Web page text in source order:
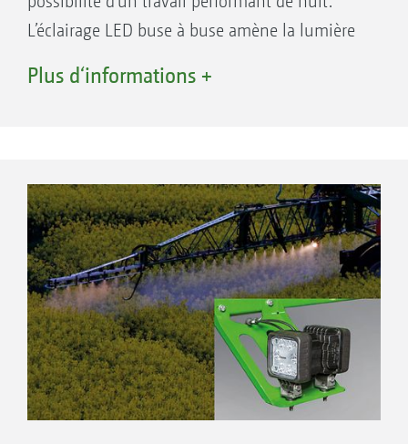
L’éclairage LED buse à buse amène la lumière
pulvérisation. Cet éclairage permet même de
Plus d‘informations +